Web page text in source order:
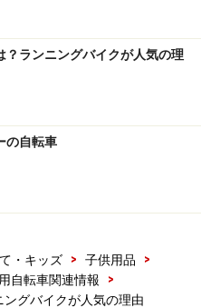
です。対象年齢は2～5歳
ンチの自転車よりもやや
広めで、安定性が高いの
ルフレームにも関わらず
取り回ししやすいのも好
がつくよう、サドルは
調整が可能です。
？ランニングバイクが人気の理
の自転車
・キッズ > 子供用品
>
自転車関連情報
>
グバイクが人気の理由